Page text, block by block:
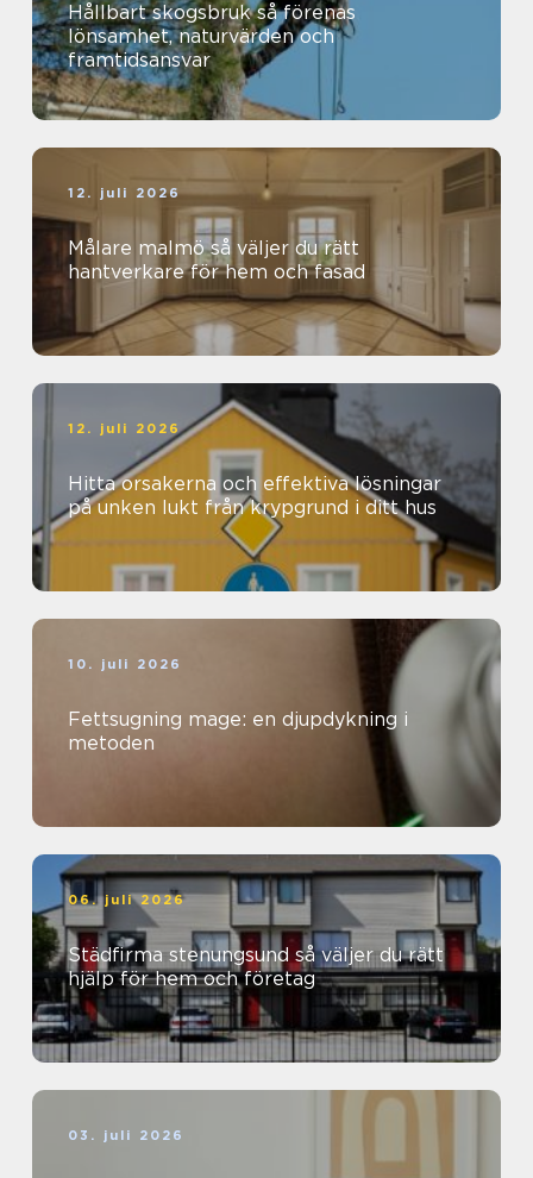
Hållbart skogsbruk så förenas
lönsamhet, naturvärden och
framtidsansvar
12. juli 2026
Målare malmö så väljer du rätt
hantverkare för hem och fasad
12. juli 2026
Hitta orsakerna och effektiva lösningar
på unken lukt från krypgrund i ditt hus
10. juli 2026
Fettsugning mage: en djupdykning i
metoden
06. juli 2026
Städfirma stenungsund så väljer du rätt
hjälp för hem och företag
03. juli 2026